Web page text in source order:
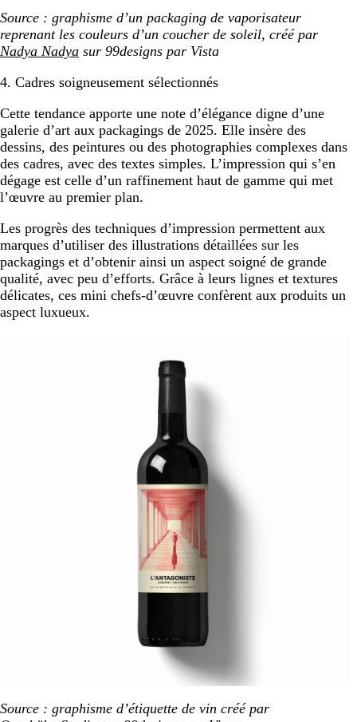
Source : graphisme d’un packaging de vaporisateur
reprenant les couleurs d’un coucher de soleil, créé par
Nadya Nadya sur 99designs par Vista
4. Cadres soigneusement sélectionnés
Cette tendance apporte une note d’élégance digne d’une
galerie d’art aux packagings de 2025. Elle insère des
dessins, des peintures ou des photographies complexes dans
des cadres, avec des textes simples. L’impression qui s’en
dégage est celle d’un raffinement haut de gamme qui met
l’œuvre au premier plan.
Les progrès des techniques d’impression permettent aux
marques d’utiliser des illustrations détaillées sur les
packagings et d’obtenir ainsi un aspect soigné de grande
qualité, avec peu d’efforts. Grâce à leurs lignes et textures
délicates, ces mini chefs-d’œuvre confèrent aux produits un
aspect luxueux.
Source : graphisme d’étiquette de vin créé par